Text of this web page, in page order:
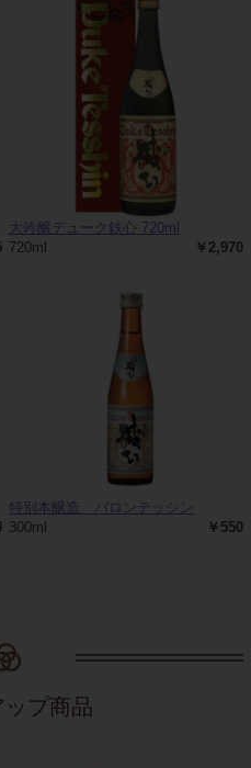
大吟醸デューク鉄心 720ml
720ml
￥2,970
特別本醸造 バロンテッシン
300ml
￥550
ップ商品